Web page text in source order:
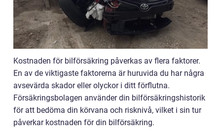
Kostnaden för bilförsäkring påverkas av flera faktorer.
En av de viktigaste faktorerna är huruvida du har några
avsevärda skador eller olyckor i ditt förflutna.
Försäkringsbolagen använder din bilförsäkringshistorik
för att bedöma din körvana och risknivå, vilket i sin tur
påverkar kostnaden för din bilförsäkring.